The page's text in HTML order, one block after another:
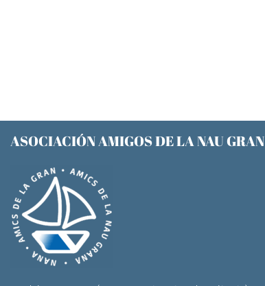
ASOCIACIÓN AMIGOS DE LA NAU GRAN